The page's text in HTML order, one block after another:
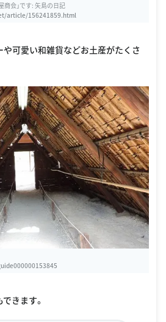
商会」です: 矢島の日記
article/156241859.html
可愛い和雑貨などお土産がたくさ
きます。